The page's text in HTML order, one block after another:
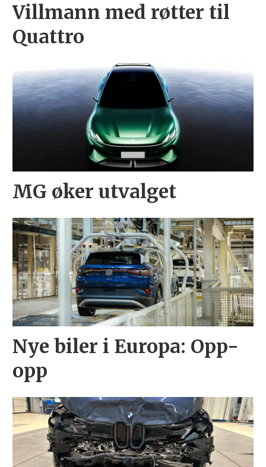
Villmann med røtter til
Quattro
MG øker utvalget
Nye biler i Europa: Opp-
opp